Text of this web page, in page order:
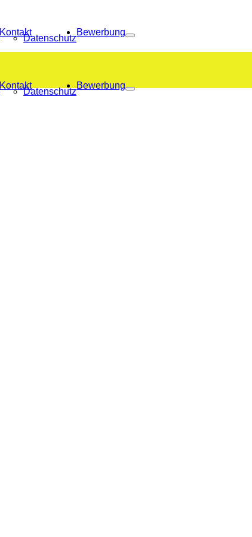
Kontakt
Datenschutz
Bewerbung
Kontakt
Datenschutz
Bewerbung